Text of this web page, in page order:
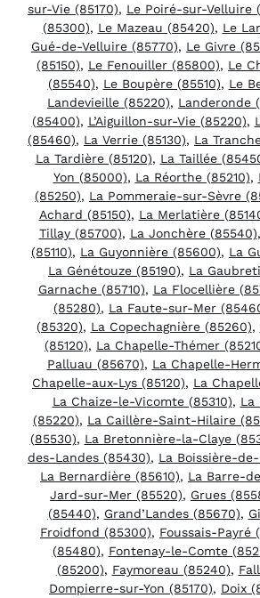
sur-Vie (85170), Le Poiré-sur-Velluire
(85300), Le Mazeau (85420), Le
Gué-de-Velluire (85770), Le Givre
(85150), Le Fenouiller (85800), Le
(85540), Le Boupère (85510), Le
Landevieille (85220), Landeronde
(85400), L’Aiguillon-sur-Vie (85220),
(85460), La Verrie (85130), La
La Tardière (85120), La Taillée
Yon (85000), La Réorthe (85210),
(85250), La Pommeraie-sur-Sèvre
Achard (85150), La Merlatière
Tillay (85700), La Jonchère (85540),
(85110), La Guyonnière (85600), La
La Génétouze (85190), La
Garnache (85710), La Flocellière
(85280), La Faute-sur-Mer
(85320), La Copechagnière (85260),
(85120), La Chapelle-Thémer
Palluau (85670), La Chapelle-
Chapelle-aux-Lys (85120), La
La Chaize-le-Vicomte (85310), La
(85220), La Caillère-Saint-Hilaire
(85530), La Bretonnière-la-Claye
des-Landes (85430), La Boissière-
La Bernardière (85610), La Barre-
Jard-sur-Mer (85520), Grues
(85440), Grand’Landes (85670),
Froidfond (85300), Foussais-Payré
(85480), Fontenay-le-Comte
(85200), Faymoreau (85240),
Dompierre-sur-Yon (85170), Doix